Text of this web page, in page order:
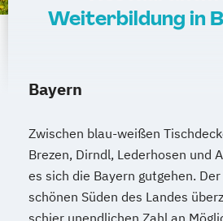
Weiterbildung in
Bayern
Zwischen blau-weißen
Brezen, Dirndl, Lederhosen und
es sich die Bayern gutgehen.
schönen Süden des Landes
schier unendlichen Zahl an